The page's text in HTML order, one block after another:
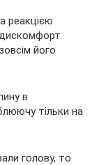
реакцією
його
в
тільки на
голову, то